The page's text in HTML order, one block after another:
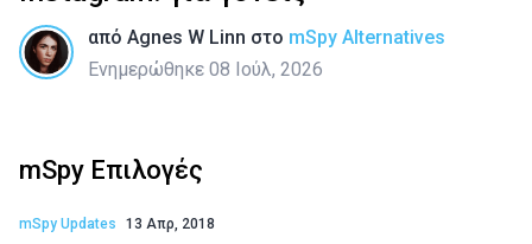
από Agnes W Linn στο mSpy Alternatives
Ενημερώθηκε 08 Ιούλ, 2026
mSpy Επιλογές
mSpy Updates 13 Απρ, 2018